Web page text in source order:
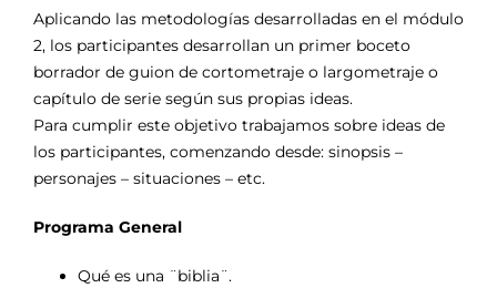
Aplicando las metodologías desarrolladas en el módulo
2, los participantes desarrollan un primer boceto
borrador de guion de cortometraje o largometraje o
capítulo de serie según sus propias ideas.
Para cumplir este objetivo trabajamos sobre ideas de
los participantes, comenzando desde: sinopsis –
personajes – situaciones – etc.
Programa General
Qué es una ¨biblia¨.